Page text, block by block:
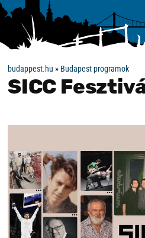
budappest.hu » Budapest programok
SICC